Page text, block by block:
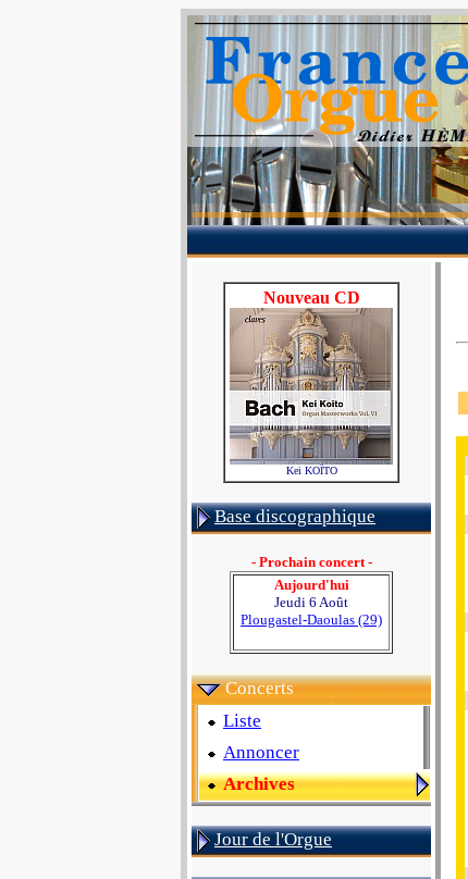
Nouveau CD
Kei KOÏTO
Base discographique
- Prochain concert -
Aujourd'hui
Jeudi 6 Août
Plougastel-Daoulas (29)
Concerts
Liste
Annoncer
Archives
Jour de l'Orgue